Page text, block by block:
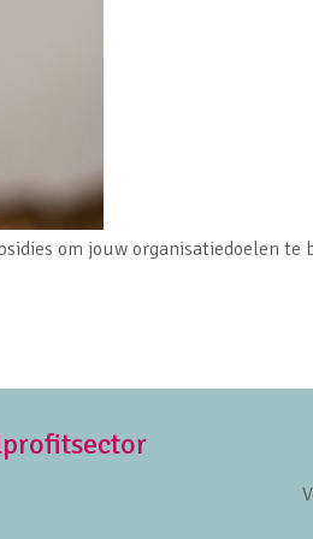
om jouw organisatiedoelen te